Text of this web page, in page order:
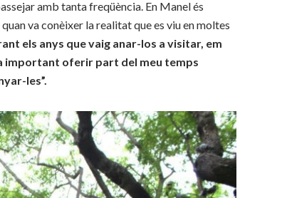
amb tanta freqüència. En Manel és
va conèixer la realitat que es viu en moltes
els anys que vaig anar-los a visitar, em
important oferir part del meu temps
les”.